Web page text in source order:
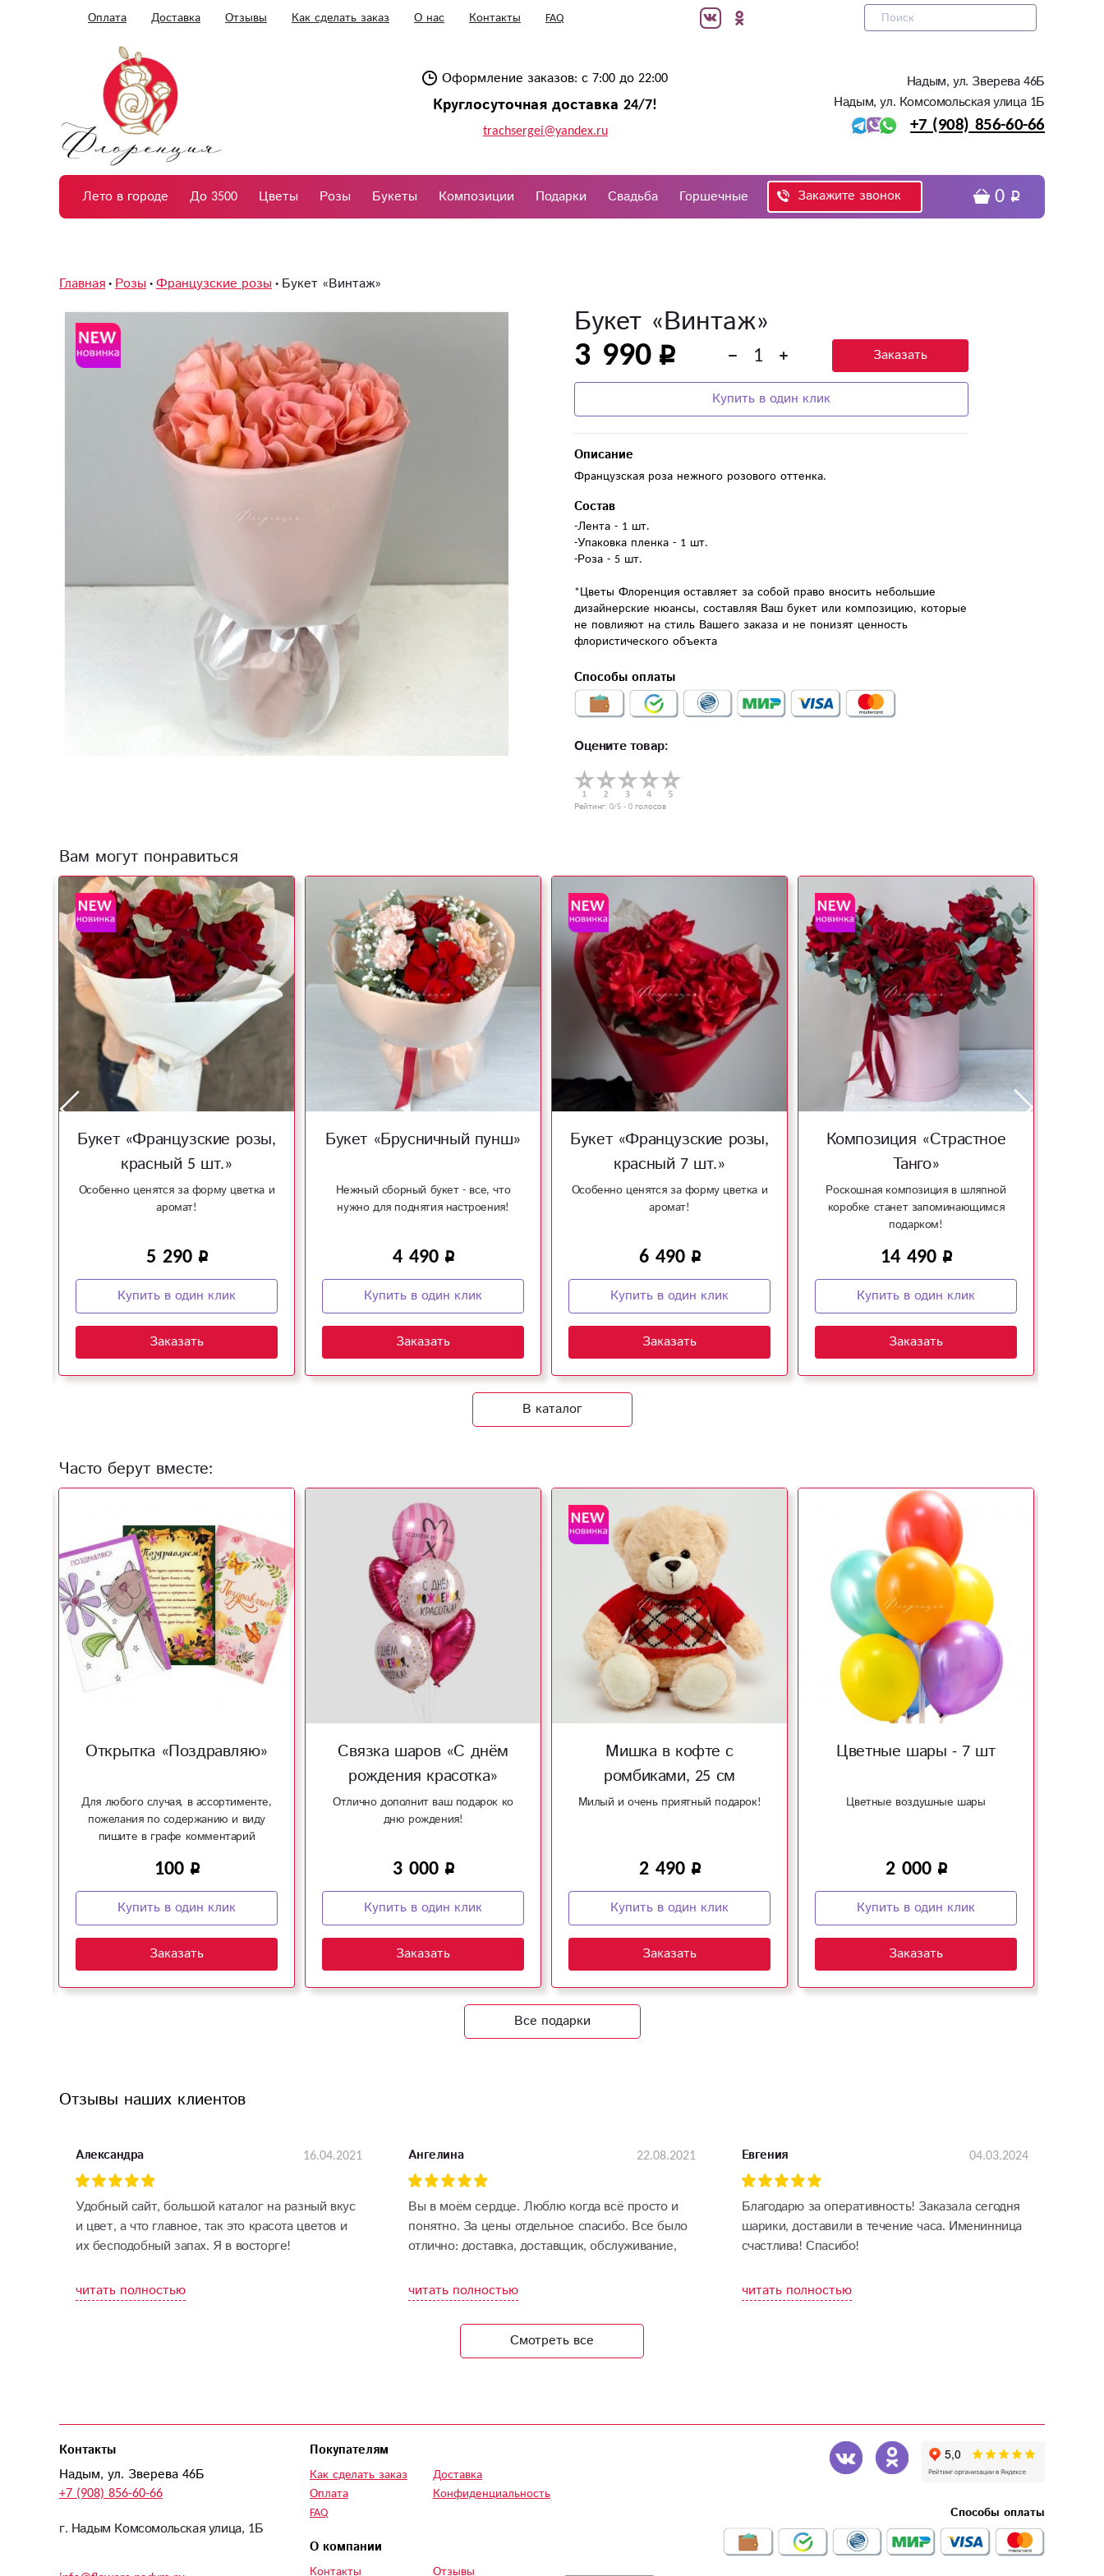
Оплата Доставка Отзывы Как сделать заказ О нас Контакты FAQ
Оформление заказов: с 7:00 до 22:00
Круглосуточная доставка 24/7!
trachsergei@yandex.ru
Надым, ул. Зверева 46Б
Надым, ул. Комсомольская улица 1Б
+7 (908) 856-60-66
Лето в городе До 3500 Цветы Розы Букеты Композиции Подарки Свадьба Горшечные Закажите звонок 0
Главная Розы Французские розы Букет «Винтаж»
Букет «Винтаж»
3 990 Заказать
Купить в один клик
Описание
Французская роза нежного розового оттенка.
Состав
-Лента - 1 шт.
-Упаковка пленка - 1 шт.
-Роза - 5 шт.
*Цветы Флоренция оставляет за собой право вносить небольшие
дизайнерские нюансы, составляя Ваш букет или композицию, которые
не повлияют на стиль Вашего заказа и не понизят ценность
флористического объекта
Способы оплаты
Оцените товар:
Рейтинг: 0/5 - 0 голосов
Вам могут понравиться
Букет «Французские розы,
красный 5 шт.»
Особенно ценятся за форму цветка и
аромат!
5 290
Купить в один клик
Заказать
Букет «Брусничный пунш»
Нежный сборный букет - все, что
нужно для поднятия настроения!
4 490
Купить в один клик
Заказать
Букет «Французские розы,
красный 7 шт.»
Особенно ценятся за форму цветка и
аромат!
6 490
Купить в один клик
Заказать
Композиция «Страстное
Танго»
Роскошная композиция в шляпной
коробке станет запоминающимся
подарком!
14 490
Купить в один клик
Заказать
В каталог
Часто берут вместе:
Открытка «Поздравляю»
Для любого случая, в ассортименте,
пожелания по содержанию и виду
пишите в графе комментарий
100
Купить в один клик
Заказать
Связка шаров «С днём
рождения красотка»
Отлично дополнит ваш подарок ко
дню рождения!
3 000
Купить в один клик
Заказать
Мишка в кофте с
ромбиками, 25 см
Милый и очень приятный подарок!
2 490
Купить в один клик
Заказать
Цветные шары - 7 шт
Цветные воздушные шары
2 000
Купить в один клик
Заказать
Все подарки
Отзывы наших клиентов
Александра 16.04.2021
Удобный сайт, большой каталог на разный вкус
и цвет, а что главное, так это красота цветов и
их бесподобный запах. Я в восторге!
читать полностью
Ангелина 22.08.2021
Вы в моём сердце. Люблю когда всё просто и
понятно. За цены отдельное спасибо. Все было
отлично: доставка, доставщик, обслуживание,
работу, чтобы каждый день видеть такую
красоту
читать полностью
Евгения 04.03.2024
Благодарю за оперативность! Заказала сегодня
шарики, доставили в течение часа. Именинница
счастлива! Спасибо!
читать полностью
Смотреть все
Контакты
Надым, ул. Зверева 46Б
+7 (908) 856-60-66
г. Надым Комсомольская улица, 1Б
Покупателям
Как сделать заказ
Оплата
FAQ
Доставка
Конфиденциальность
О компании
Контакты Отзывы
Способы оплаты